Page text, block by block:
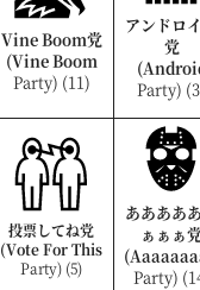
Vine Boom党
(Vine Boom
Party) (11)
アンドロ
党
Party)
投票してね党
(Vote For This
Party) (5)
ああああ
ぁぁぁ
Party)